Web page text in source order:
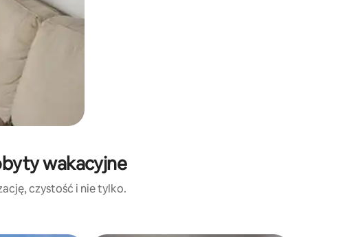
wakacyjne
czystość i nie tylko.